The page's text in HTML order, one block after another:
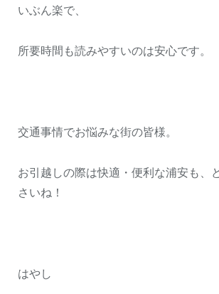
いぶん楽で、
所要時間も読みやすいのは安心です。
交通事情でお悩みな街の皆様。
お引越しの際は快適・便利な浦安も、
さいね！
はやし